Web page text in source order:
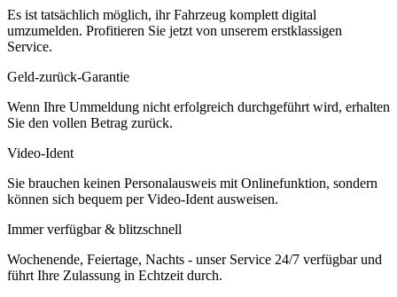
Es ist tatsächlich möglich, ihr Fahrzeug komplett digital
umzumelden. Profitieren Sie jetzt von unserem erstklassigen
Service.
Geld-zurück-Garantie
Wenn Ihre Ummeldung nicht erfolgreich durchgeführt wird, erhalten
Sie den vollen Betrag zurück.
Video-Ident
Sie brauchen keinen Personalausweis mit Onlinefunktion, sondern
können sich bequem per Video-Ident ausweisen.
Immer verfügbar & blitzschnell
Wochenende, Feiertage, Nachts - unser Service 24/7 verfügbar und
führt Ihre Zulassung in Echtzeit durch.